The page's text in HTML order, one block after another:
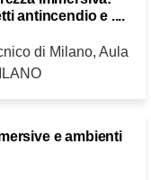
antincendio e ....
di Milano, Aula
e ambienti